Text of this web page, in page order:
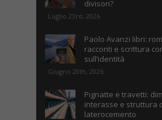
divisori?
Luglio 23rd, 2026
Paolo Avanzi libri:
racconti e scrittura
sull’identità
Giugno 20th, 2026
Pignatte e travetti:
interasse e struttura
laterocemento